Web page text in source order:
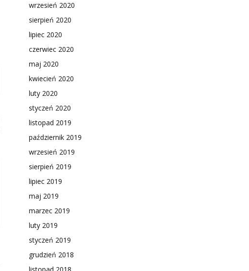
wrzesień 2020
sierpień 2020
lipiec 2020
czerwiec 2020
maj 2020
kwiecień 2020
luty 2020
styczeń 2020
listopad 2019
październik 2019
wrzesień 2019
sierpień 2019
lipiec 2019
maj 2019
marzec 2019
luty 2019
styczeń 2019
grudzień 2018